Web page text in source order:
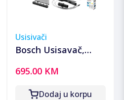
Usisivači
Bosch Usisavač,
suho usisavanje,
ProAnimal -
695.00 KM
Dodaj u korpu